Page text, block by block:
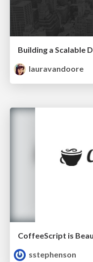
Building a Scalable
lauravandoore
sstephenson